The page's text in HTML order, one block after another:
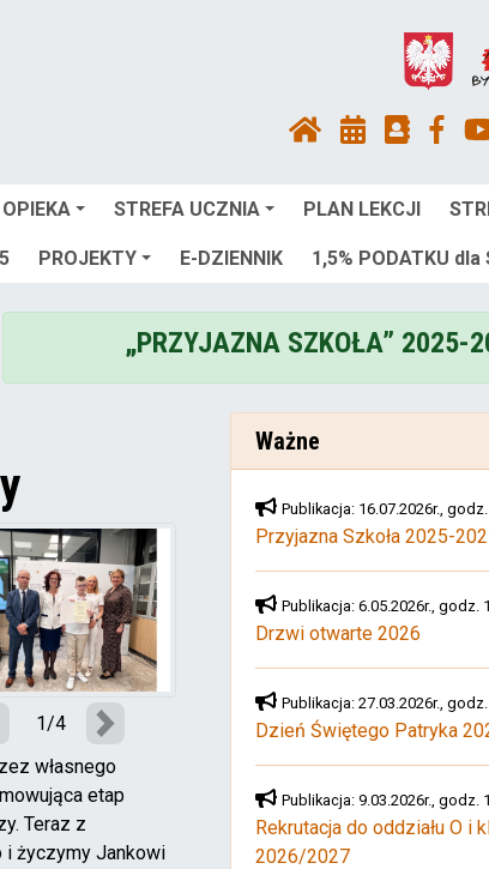
OPIEKA STREFA UCZNIA PLAN LEKCJI
PROJEKTY E-DZIENNIK 1,5% PODATKU dla
„PRZYJAZNA SZKOŁA” 2025-
Następny
1/4
własnego
etap
Teraz z
i życzymy Jankowi
Ważne
Publikacja: 16.07.2026r.,
Przyjazna Szkoła 2025-
Publikacja: 6.05.2026r., godz.
Drzwi otwarte 2026
Publikacja: 27.03.2026r.,
Dzień Świętego Patryka
Publikacja: 9.03.2026r., godz.
Rekrutacja do oddziału O i
2026/2027